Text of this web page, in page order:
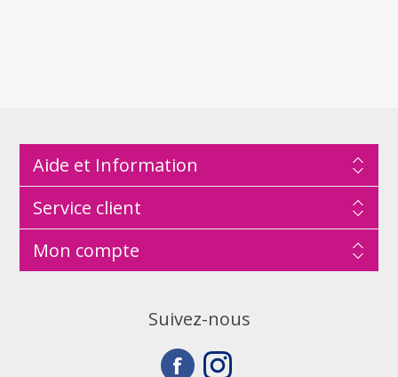
Aide et Information
Service client
Mon compte
Suivez-nous